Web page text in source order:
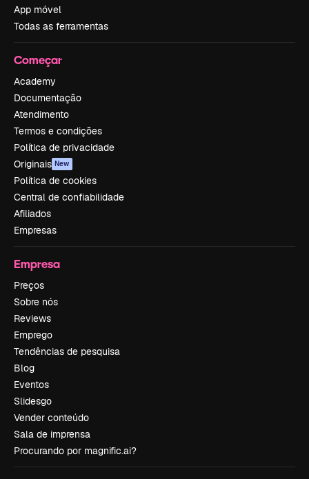
App móvel
Todas as ferramentas
Começar
Academy
Documentação
Atendimento
Termos e condições
Política de privacidade
Originais New
Política de cookies
Central de confiabilidade
Afiliados
Empresas
Empresa
Preços
Sobre nós
Reviews
Emprego
Tendências de pesquisa
Blog
Eventos
Slidesgo
Vender conteúdo
Sala de imprensa
Procurando por magnific.ai?